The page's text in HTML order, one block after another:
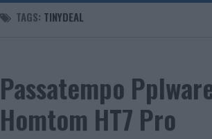
TAGS: TINYDEAL
Passatempo
Homtom HT7 Pro